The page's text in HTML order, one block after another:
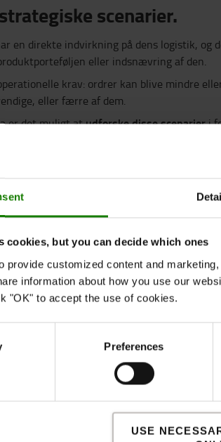
cookies, but you can decide which ones
provide customized content and
information about how you use our
"OK" to accept the use of cookies.
Preferences
USE
scenarier.
en direkte indvirkning på dens logistik,
eller indsnævring af den.
krav: ordrer kan blive mindre
eller færre af dem.
er det muligt atudforske disse scenarieri
med den strategiske udvikling af
tjene driften, ikke omvendt.